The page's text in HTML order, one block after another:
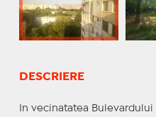
DESCRIERE
In vecinatatea